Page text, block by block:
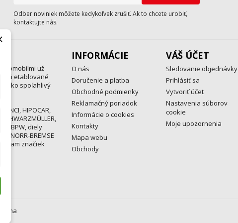
Odber noviniek môžete kedykoľvek zrušiť. Ak to chcete urobiť,
kontaktujte nás.
už
etablované
ako spoľahlivý
HIPOCAR,
BPW, diely
KNORR-BREMSE
značiek
INFORMÁCIE
O nás
Doručenie a platba
Obchodné podmienky
Reklamačný poriadok
Informácie o cookies
Kontakty
Mapa webu
Obchody
VÁŠ ÚČET
Sledovanie objednávky
Prihlásiť sa
Vytvoriť účet
Nastavenia súborov
cookie
Moje upozornenia